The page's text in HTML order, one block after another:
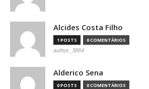
Alcides Costa Filho
1 POSTS 0 COMENTÁRIOS
author_3864
Alderico Sena
0 POSTS 0 COMENTÁRIOS